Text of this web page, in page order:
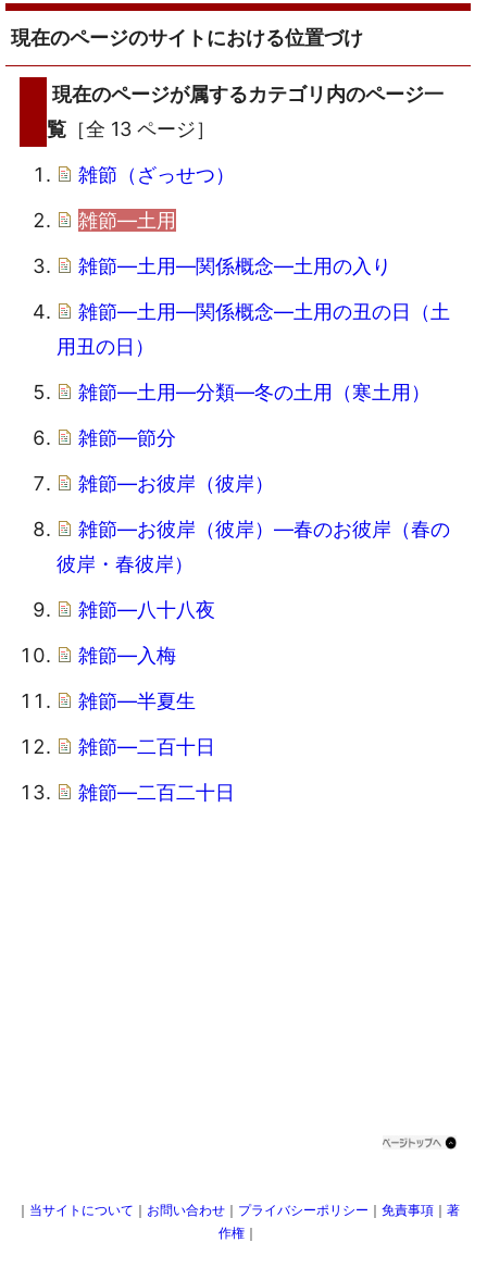
現在のページのサイトにおける位置づけ
現在のページが属するカテゴリ内のページ一
覧 ［全 13 ページ］
雑節（ざっせつ）
雑節―土用
雑節―土用―関係概念―土用の入り
雑節―土用―関係概念―土用の丑の日（土
用丑の日）
雑節―土用―分類―冬の土用（寒土用）
雑節―節分
雑節―お彼岸（彼岸）
雑節―お彼岸（彼岸）―春のお彼岸（春の
彼岸・春彼岸）
雑節―八十八夜
雑節―入梅
雑節―半夏生
雑節―二百十日
雑節―二百二十日
｜ 当サイトについて ｜ お問い合わせ ｜ プライバシーポリシー ｜ 免責事項 ｜ 著
作権 ｜